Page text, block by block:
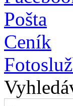
Pošta
Ceník